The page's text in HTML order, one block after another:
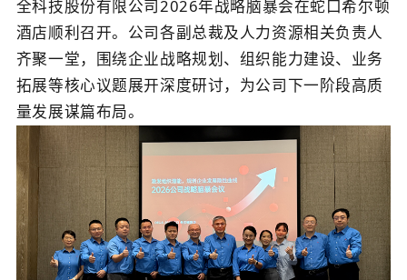
培训
人力服务
新闻中心
关于佳保
EN
全科技股份有限公司2026年战略脑暴会在蛇口希尔顿
酒店顺利召开。公司各副总裁及人力资源相关负责人
齐聚一堂，围绕企业战略规划、组织能力建设、业务
拓展等核心议题展开深度研讨，为公司下一阶段高质
量发展谋篇布局。